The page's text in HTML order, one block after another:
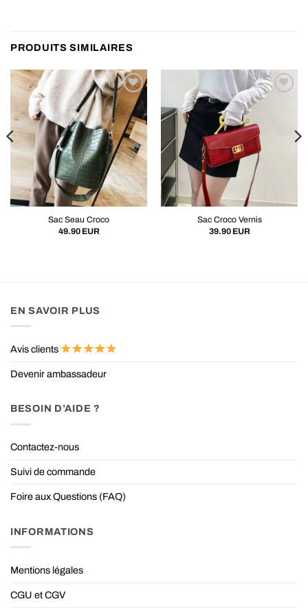
PRODUITS SIMILAIRES
Sac Seau Croco
49.90 EUR
Sac Croco Vernis
39.90 EUR
EN SAVOIR PLUS
Avis clients
Devenir ambassadeur
BESOIN D’AIDE ?
Contactez-nous
Suivi de commande
Foire aux Questions (FAQ)
INFORMATIONS
Mentions légales
CGU et CGV